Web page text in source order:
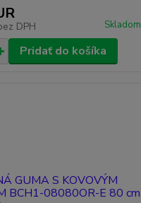
DPH Skladom
Pridať do košíka